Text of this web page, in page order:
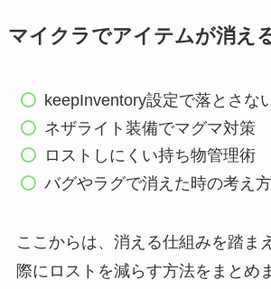
マイクラでアイテムが消え
keepInventory設定で落とさな
ネザライト装備でマグマ対策
ロストしにくい持ち物管理術
バグやラグで消えた時の考え方
ここからは、消える仕組みを踏ま
際にロストを減らす方法をまとめ